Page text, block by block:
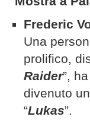
Frederic
Una
prolifico,
Raider”,
divenuto
“Lukas”.